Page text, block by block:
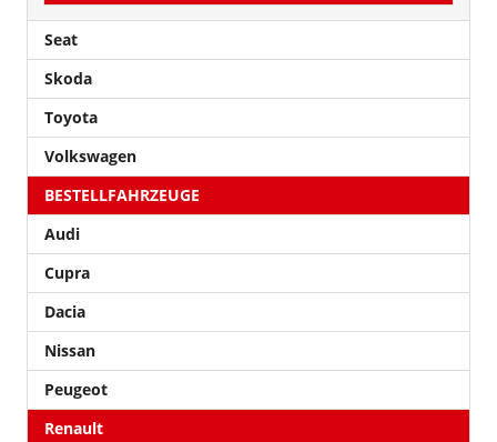
Seat
Skoda
Toyota
Volkswagen
BESTELLFAHRZEUGE
Audi
Cupra
Dacia
Nissan
Peugeot
Renault